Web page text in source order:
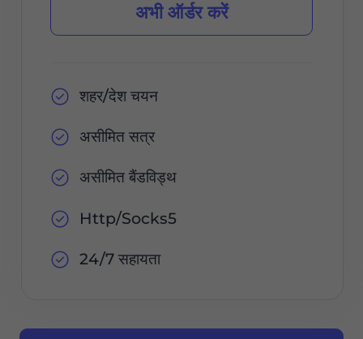
अभी ऑर्डर करें
शहर/देश चयन
असीमित सत्र
असीमित बैंडविड्थ
Http/Socks5
24/7 सहायता